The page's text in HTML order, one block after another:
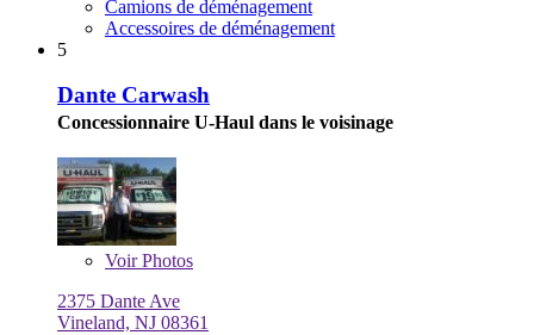
Camions de déménagement
Accessoires de déménagement
5
Dante Carwash
Concessionnaire U-Haul dans le voisinage
VoirPhotos
2375 Dante Ave
Vineland, NJ 08361